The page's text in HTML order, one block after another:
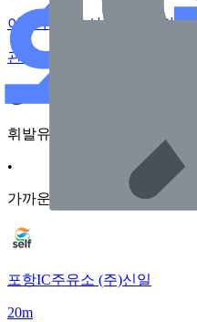
이 주유소의 사장님이신가요?
관리하기
휘발유
•
가까운순
포항IC주유소 (주)신일
20m